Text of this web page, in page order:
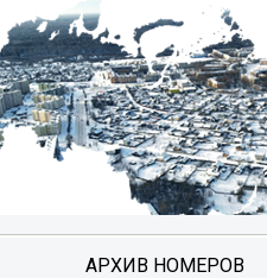
АРХИВ НОМЕРОВ